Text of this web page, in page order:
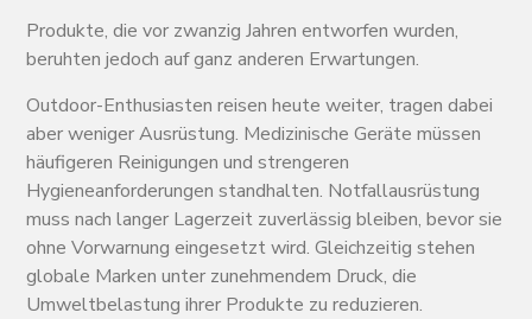
Produkte, die vor zwanzig Jahren entworfen wurden,
beruhten jedoch auf ganz anderen Erwartungen.
Outdoor-Enthusiasten reisen heute weiter, tragen dabei
aber weniger Ausrüstung. Medizinische Geräte müssen
häufigeren Reinigungen und strengeren
Hygieneanforderungen standhalten. Notfallausrüstung
muss nach langer Lagerzeit zuverlässig bleiben, bevor sie
ohne Vorwarnung eingesetzt wird. Gleichzeitig stehen
globale Marken unter zunehmendem Druck, die
Umweltbelastung ihrer Produkte zu reduzieren.